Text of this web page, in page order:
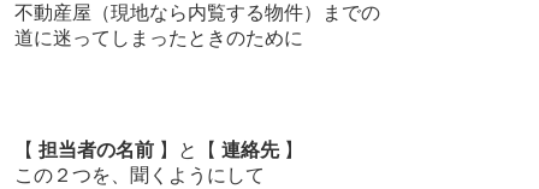
不動産屋（現地なら内覧する物件）までの
道に迷ってしまったときのために
【 担当者の名前】と【 連絡先】
この２つを、聞くようにして